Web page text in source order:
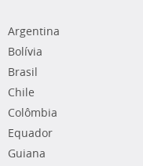
Argentina
Bolívia
Brasil
Chile
Colômbia
Equador
Guiana